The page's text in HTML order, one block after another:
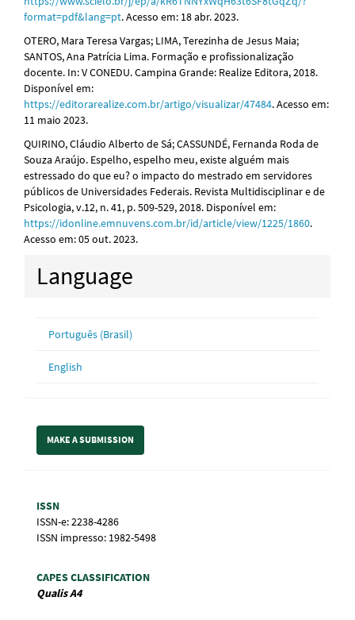
format=pdf&lang=pt. Acesso em: 18 abr. 2023.
OTERO, Mara Teresa Vargas; LIMA, Terezinha de Jesus Maia;
SANTOS, Ana Patrícia Lima. Formação e profissionalização
docente. In: V CONEDU. Campina Grande: Realize Editora, 2018.
Disponível em:
https://editorarealize.com.br/artigo/visualizar/47484. Acesso em:
11 maio 2023.
QUIRINO, Cláudio Alberto de Sá; CASSUNDÉ, Fernanda Roda de
Souza Araújo. Espelho, espelho meu, existe alguém mais
estressado do que eu? o impacto do mestrado em servidores
públicos de Universidades Federais. Revista Multidisciplinar e de
Psicologia, v.12, n. 41, p. 509-529, 2018. Disponível em:
https://idonline.emnuvens.com.br/id/article/view/1225/1860.
Acesso em: 05 out. 2023.
Language
Português (Brasil)
English
Make
MAKE A SUBMISSION
Information
ISSN
ISSN-e: 2238-4286
ISSN impresso: 1982-5498
CAPES CLASSIFICATION
QualisA4